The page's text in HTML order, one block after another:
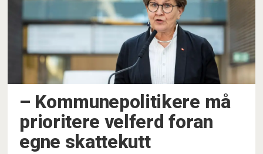
–⁠ Kommunepolitikere må
prioritere velferd foran
egne skattekutt